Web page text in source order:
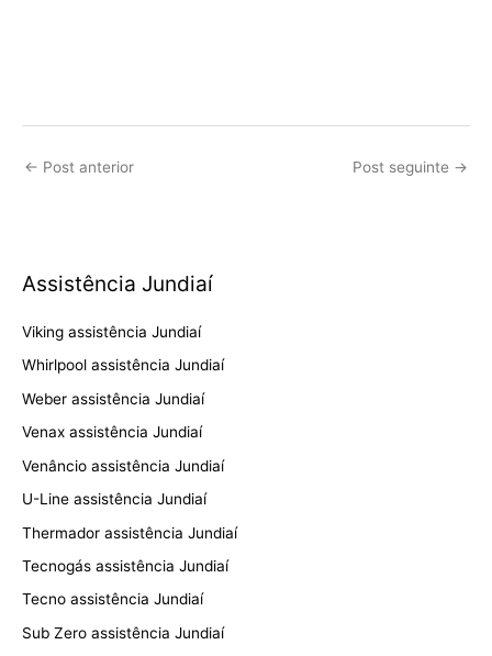
← Post anterior Post seguinte →
Assistência Jundiaí
Viking assistência Jundiaí
Whirlpool assistência Jundiaí
Weber assistência Jundiaí
Venax assistência Jundiaí
Venâncio assistência Jundiaí
U-Line assistência Jundiaí
Thermador assistência Jundiaí
Tecnogás assistência Jundiaí
Tecno assistência Jundiaí
Sub Zero assistência Jundiaí